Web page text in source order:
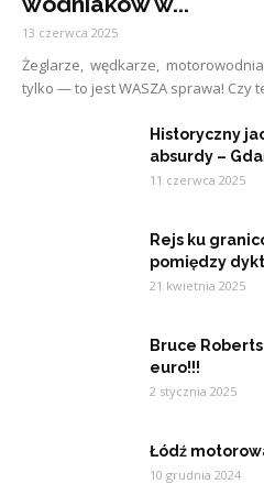
13 czerwca 2025
Żeglarze, wędkarze,
tylko — to jest WASZA sprawa! Czy
Historyczny
absurdy –
11 czerwca 2025
Rejs ku
pomiędzy
21 kwietnia 2025
Bruce
euro!!!
2 stycznia 2025
Łódź
10 grudnia 2024